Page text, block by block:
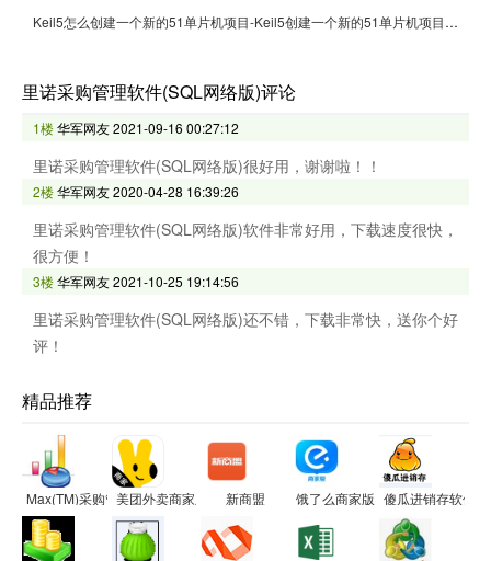
Keil5怎么创建一个新的51单片机项目-Keil5创建一个新的51单片机项目的方法
里诺采购管理软件(SQL网络版)评论
1楼华军网友2021-09-16 00:27:12
里诺采购管理软件(SQL网络版)很好用，谢谢啦！！
2楼华军网友2020-04-28 16:39:26
里诺采购管理软件(SQL网络版)软件非常好用，下载速度很快，
很方便！
3楼华军网友2021-10-25 19:14:56
里诺采购管理软件(SQL网络版)还不错，下载非常快，送你个好
评！
精品推荐
Max(TM)采购管理系统美团外卖商家版 新商盟 饿了么商家版 傻瓜进销存软件